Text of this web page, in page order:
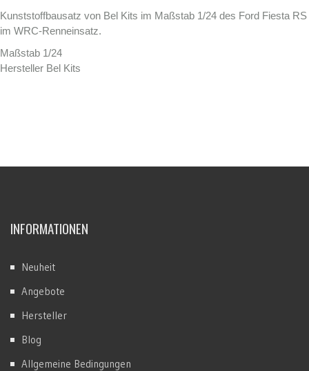
Kunststoffbausatz von Bel Kits im Maßstab 1/24 des Ford Fiesta RS
im WRC-Renneinsatz.
Maßstab 1/24
Hersteller Bel Kits
INFORMATIONEN
Neuheit
Angebote
Hersteller
Blog
Allgemeine Bedingungen